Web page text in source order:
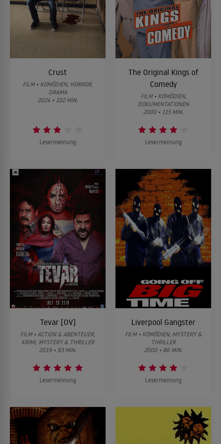
Crust
FILM • KOMÖDIEN, HORROR,
DRAMA
2024 • 102 MIN.
Lesermeinung
The Original Kings of
Comedy
FILM • KOMÖDIEN,
DOKUMENTATIONEN
2000 • 115 MIN.
Lesermeinung
Tevar [OV]
FILM • ACTION & ABENTEUER,
KRIMI, MYSTERY & THRILLER
2019 • 93 MIN.
Lesermeinung
Liverpool Gangster
FILM • KOMÖDIEN, MYSTERY &
THRILLER
2000 • 86 MIN.
Lesermeinung